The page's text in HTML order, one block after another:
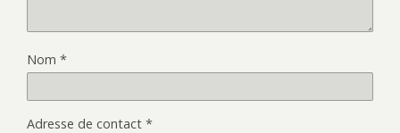
Nom *
Adresse de contact *